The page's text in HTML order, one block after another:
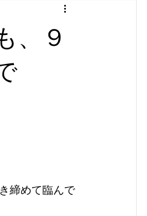
、９
締めて臨んで